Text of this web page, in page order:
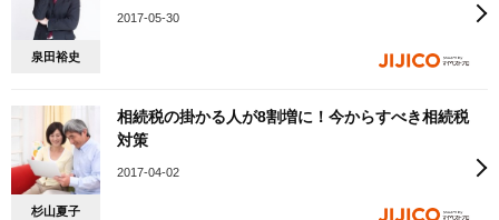
泉田裕史
2017-05-30
杉山夏子
相続税の掛かる人が8割増に！今からすべき相続税
対策
2017-04-02